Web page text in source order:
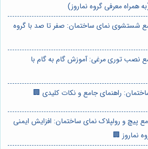
همراه معرفی گروه نماروز)
شستشوی نمای ساختمان: صفر تا صد با گروه
نصب توری مرغی: آموزش گام به گام با
راهنمای جامع و نکات کلیدی 🏢
پیچ و رولپلاک نمای ساختمان: افزایش ایمنی
نماروز 🏢